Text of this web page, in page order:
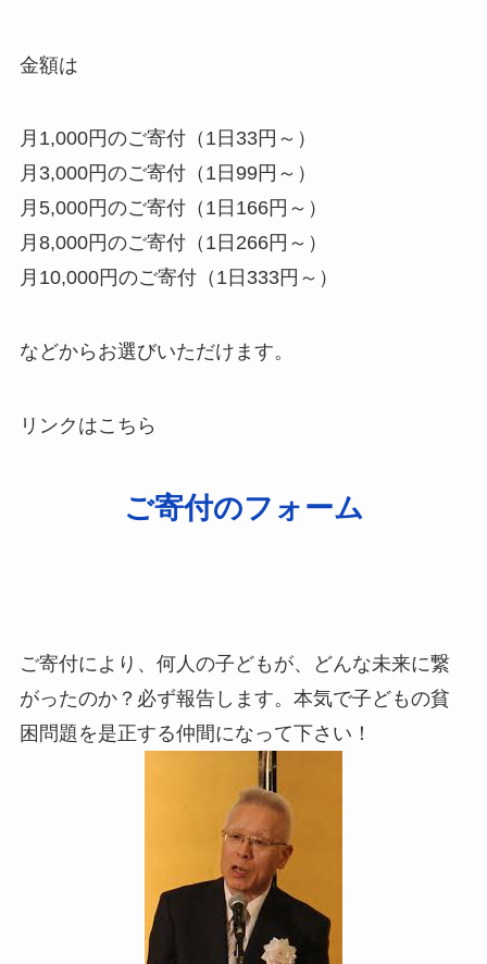
金額は
月1,000円のご寄付（1日33円～）
月3,000円のご寄付（1日99円～）
月5,000円のご寄付（1日166円～）
月8,000円のご寄付（1日266円～）
月10,000円のご寄付（1日333円～）
などからお選びいただけます。
リンクはこちら
ご寄付のフォーム
ご寄付により、何人の子どもが、どんな未来に繋
がったのか？必ず報告します。本気で子どもの貧
困問題を是正する仲間になって下さい！